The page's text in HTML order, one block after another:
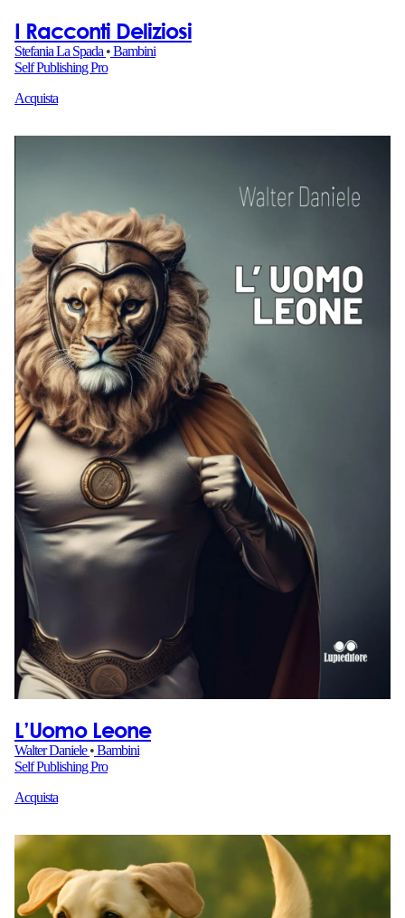
I Racconti Deliziosi
Stefania La Spada •Bambini
Self Publishing Pro
Acquista
L’Uomo Leone
Walter Daniele•Bambini
Self Publishing Pro
Acquista